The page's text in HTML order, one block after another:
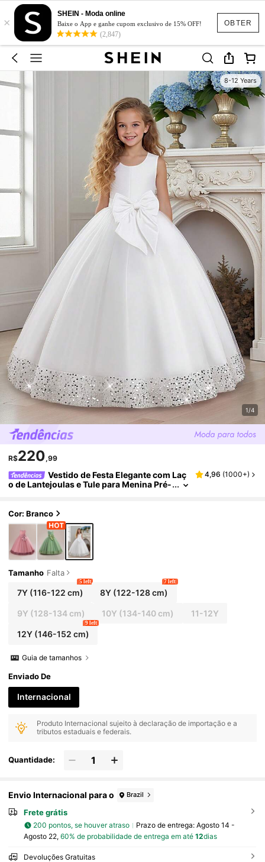
OBTER
×
SHEIN - Moda online
Baixe o App e ganhe cupom exclusivo de 15% OFF!
(2,847)
8-12 Years
1/4
R$220,99
Vestido de Festa Elegante com Laç
o de Lantejoulas e Tule para Menina Pré-
4,96 (1000+)
Cor: Branco
Tamanho Falta
7Y(116-122 cm)
5 left
8Y (122-128 cm)
7 left
9Y (128-134 cm) 10Y (134-140 cm) 11-12Y
12Y(146-152 cm)
9 left
Guia de tamanhos
Enviado De
Internacional
Produto Internacional sujeito à declaração de importação e a
tributos estaduais e federais.
Quantidade:
Envio Internacional para o Brazil
Frete grátis
200 pontos, se houver atraso Prazo de entrega: Agosto 14 -
Agosto 22, 60% de probabilidade de entrega em até 12dias
Devoluções Gratuitas